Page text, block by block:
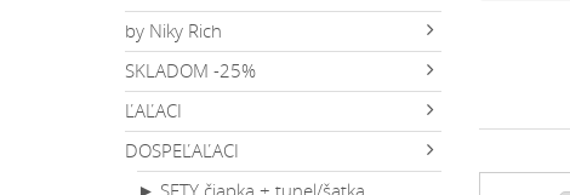
by Niky Rich
SKLADOM -25%
ĽAĽACI
DOSPEĽAĽACI